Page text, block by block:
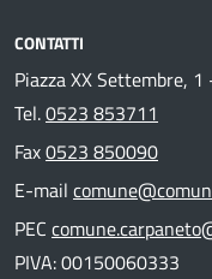
CONTATTI
Piazza XX Settembre,
Tel.0523 853711
Fax0523 850090
E-mail
PEC
PIVA: 00150060333